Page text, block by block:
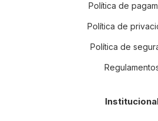
Política de
Política de
Política de